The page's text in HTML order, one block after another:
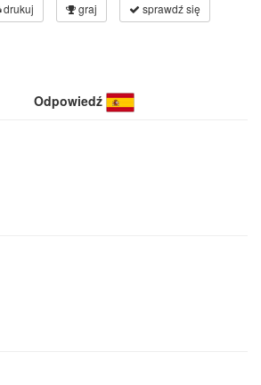
drukuj graj sprawdź się
Odpowiedź